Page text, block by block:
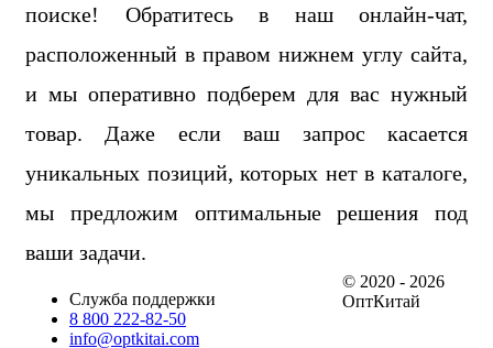
поиске! Обратитесь в наш онлайн-чат,
расположенный в правом нижнем углу сайта,
и мы оперативно подберем для вас нужный
товар. Даже если ваш запрос касается
уникальных позиций, которых нет в каталоге,
мы предложим оптимальные решения под
ваши задачи.
Служба поддержки
8 800 222-82-50
info@optkitai.com
© 2020 - 2026
ОптКитай